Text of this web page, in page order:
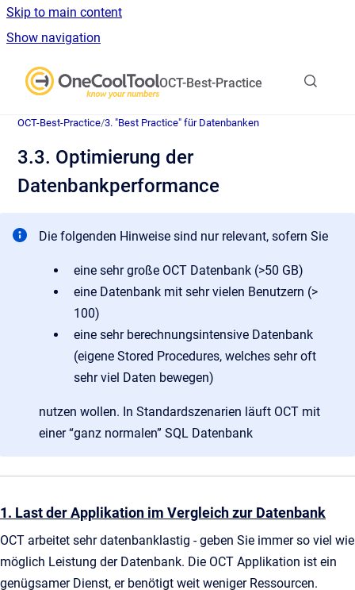
Skip to main content
Show navigation
OCT-Best-Practice
OCT-Best-Practice/3. "Best Practice" für Datenbanken
3.3. Optimierung der
Datenbankperformance
Die folgenden Hinweise sind nur relevant, sofern Sie
eine sehr große OCT Datenbank (>50 GB)
eine Datenbank mit sehr vielen Benutzern (>
100)
eine sehr berechnungsintensive Datenbank
(eigene Stored Procedures, welches sehr oft
sehr viel Daten bewegen)
nutzen wollen. In Standardszenarien läuft OCT mit
einer “ganz normalen” SQL Datenbank
1. Last der Applikation im Vergleich zur Datenbank
OCT arbeitet sehr datenbanklastig - geben Sie immer so viel wie
möglich Leistung der Datenbank. Die OCT Applikation ist ein
genügsamer Dienst, er benötigt weit weniger Ressourcen.